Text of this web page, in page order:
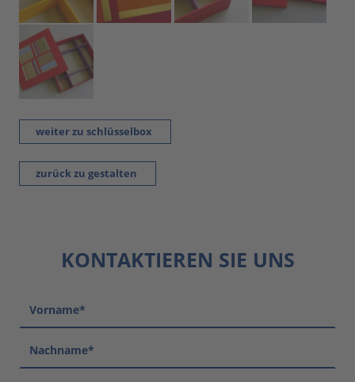
weiter zu schlüsselbox
zurück zu gestalten
KONTAKTIEREN SIE UNS